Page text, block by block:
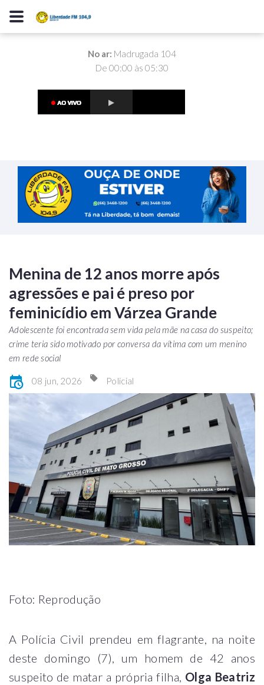
No ar: Madrugada 104
De 00:00 às 05:30
Menina de 12 anos morre após
agressões e pai é preso por
feminicídio em Várzea Grande
Adolescente foi encontrada sem vida pela mãe na casa do suspeito;
crime teria sido motivado por conversa da vítima com um menino
em rede social
08 jun, 2026 Policial
Foto: Reprodução
A Polícia Civil prendeu em flagrante, na noite
deste domingo (7), um homem de 42 anos
suspeito de matar a própria filha, Olga Beatriz